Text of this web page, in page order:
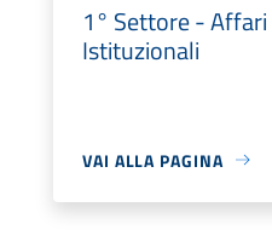
1° Settore - Affari
Istituzionali
VAI ALLA PAGINA